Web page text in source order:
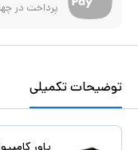
پرداخت در
توضیحات تکمیلی